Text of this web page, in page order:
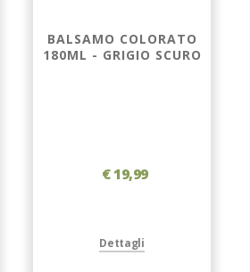
BALSAMO COLORATO
180ML - GRIGIO SCURO
€ 19,99
Dettagli